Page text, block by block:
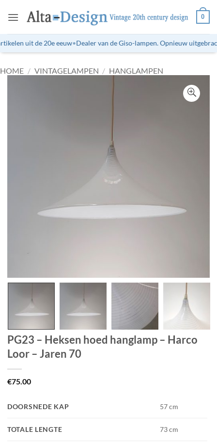
naar
0
uit de 20e eeuw•Dealer van de Giso-lampen. Opnieuw
HOME / VINTAGELAMPEN / HANGLAMPEN
PG23 – Heksen hoed hanglamp – Harco
Loor – Jaren 70
€75.00
DOORSNEDE KAP 57 cm
TOTALE LENGTE 73 cm